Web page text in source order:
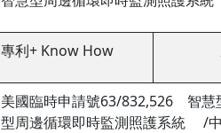
專利+ Know How
美國臨時申請號63/832,526 智
型周邊循環即時監測照護系統 /